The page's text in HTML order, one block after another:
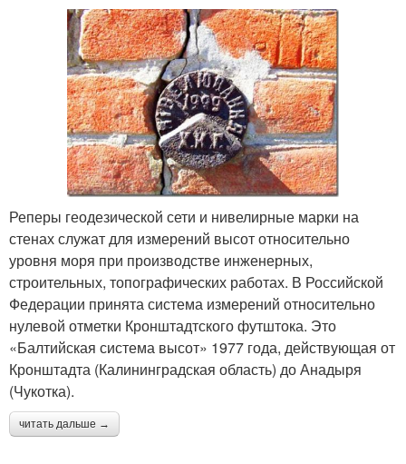
Реперы геодезической сети и нивелирные марки на
стенах служат для измерений высот относительно
уровня моря при производстве инженерных,
строительных, топографических работах. В Российской
Федерации принята система измерений относительно
нулевой отметки Кронштадтского футштока. Это
«Балтийская система высот» 1977 года, действующая от
Кронштадта (Калининградская область) до Анадыря
(Чукотка).
читать дальше →